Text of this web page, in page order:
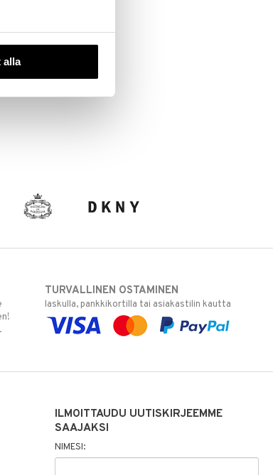
alla
TURVALLINEN OSTAMINEN
laskulla, pankkikortilla tai asiakastilin kautta
ILMOITTAUDU UUTISKIRJEEMME
SAAJAKSI
NIMESI: